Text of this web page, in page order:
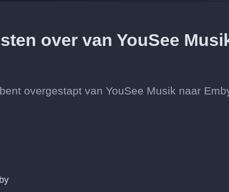
over van YouSee
overgestapt van YouSee Musik naar